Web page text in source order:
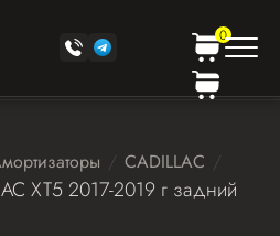
0
CADILLAC
XT5 2017-2019 г задний